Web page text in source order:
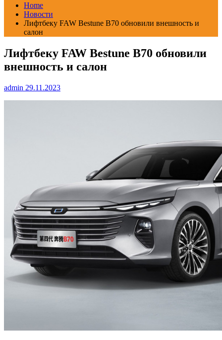
Home
Новости
Лифтбеку FAW Bestune B70 обновили внешность и
салон
Лифтбеку FAW Bestune B70 обновили
внешность и салон
admin 29.11.2023